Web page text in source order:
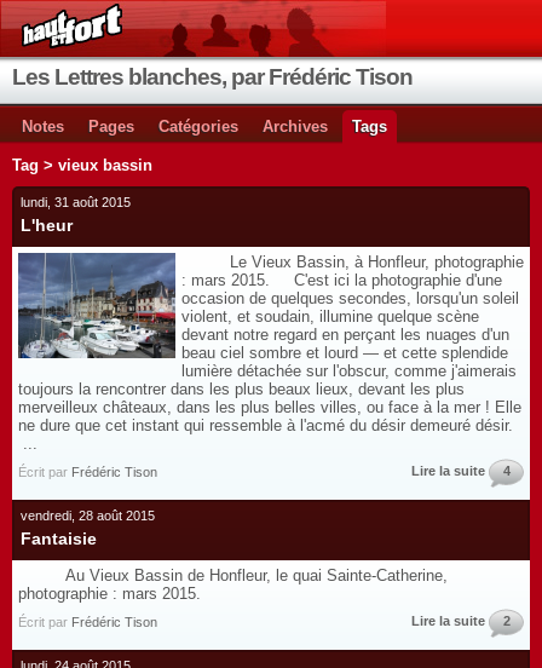
Les Lettres blanches, par Frédéric Tison
Notes Pages Catégories Archives Tags
Tag > vieux bassin
lundi, 31 août 2015
L'heur
Le Vieux Bassin, à Honfleur, photographie
: mars 2015. C'est ici la photographie d'une
occasion de quelques secondes, lorsqu'un soleil
violent, et soudain, illumine quelque scène
devant notre regard en perçant les nuages d'un
beau ciel sombre et lourd — et cette splendide
lumière détachée sur l'obscur, comme j'aimerais
toujours la rencontrer dans les plus beaux lieux, devant les plus
merveilleux châteaux, dans les plus belles villes, ou face à la mer ! Elle
ne dure que cet instant qui ressemble à l'acmé du désir demeuré désir.
...
Écrit par Frédéric Tison Lire la suite 4
vendredi, 28 août 2015
Fantaisie
Au Vieux Bassin de Honfleur, le quai Sainte-Catherine,
photographie : mars 2015.
Écrit par Frédéric Tison Lire la suite 2